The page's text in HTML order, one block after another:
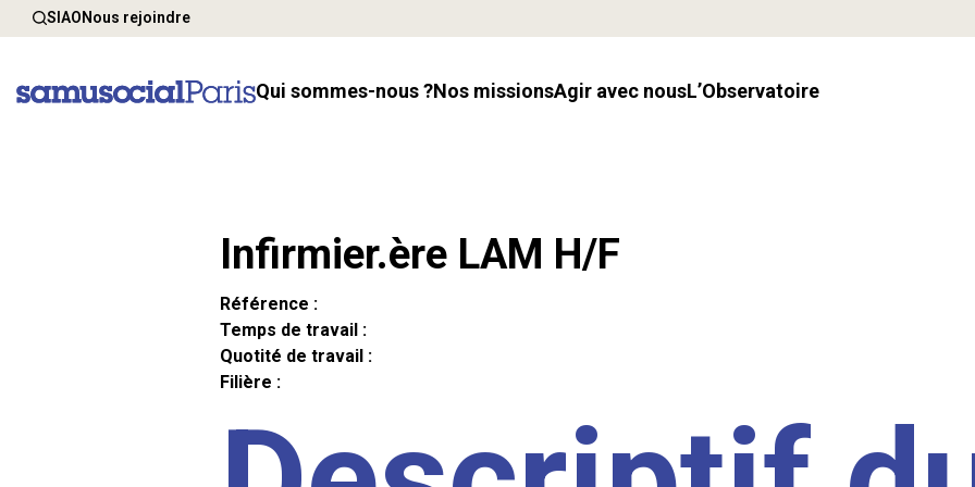
SIAONous rejoindre
Qui sommes-nous ? Nos missions Agir avec nous l’Observatoire
Infirmier.ère LAM H/F
Référence :
Temps de travail :
Quotité de travail :
Filière :